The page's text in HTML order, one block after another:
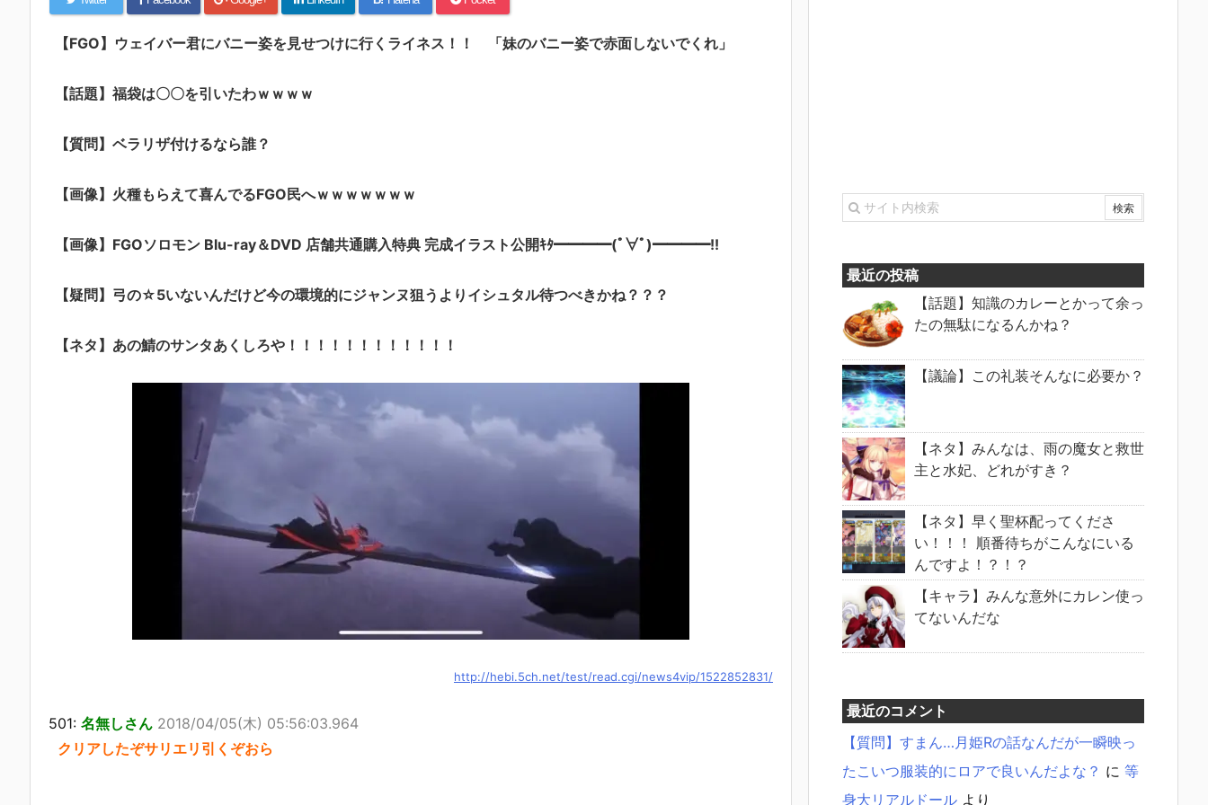
【FGO】ウェイバー君にバニー姿を見せつけに行くライネス！！ 「妹のバニー姿で赤面しないでくれ」
【話題】福袋は〇〇を引いたわｗｗｗｗ
【質問】ベラリザ付けるなら誰？
【画像】火種もらえて喜んでるFGO民へｗｗｗｗｗｗｗ
【画像】FGOソロモン Blu-ray＆DVD 店舗共通購入特典 完成イラスト公開ｷﾀ━━━━(ﾟ∀ﾟ)━━━━!!
【疑問】弓の☆5いないんだけど今の環境的にジャンヌ狙うよりイシュタル待つべきかね？？？
【ネタ】あの鯖のサンタあくしろや！！！！！！！！！！！！
http://hebi.5ch.net/test/read.cgi/news4vip/1522852831/
501: 名無しさん 2018/04/05(木) 05:56:03.964
クリアしたぞサリエリ引くぞおら
最近の投稿
【話題】知識のカレーとかって余っ
たの無駄になるんかね？
【議論】この礼装そんなに必要か？
【ネタ】みんなは、雨の魔女と救世
主と水妃、どれがすき？
【ネタ】早く聖杯配ってくださ
い！！！ 順番待ちがこんなにいる
んですよ！？！？
【キャラ】みんな意外にカレン使っ
てないんだな
最近のコメント
【質問】すまん…月姫Rの話なんだが一瞬映っ
たこいつ服装的にロアで良いんだよな？ に 等
身大リアルドール より